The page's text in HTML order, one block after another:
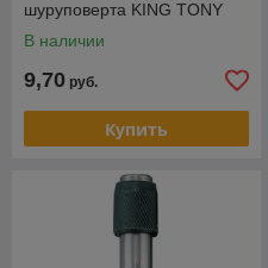
шуруповерта KING TONY
В наличии
9,70 руб.
Купить